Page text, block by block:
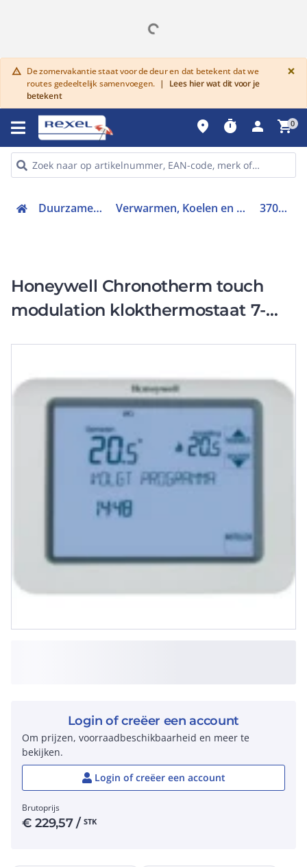
warning De zomervakantie staat voor de deur en dat betekent dat we
routes gedeeltelijk samenvoegen. |
Lees hier wat dit voor je
betekent
×
place timer person shopping_cart0
Duurzame keuze Verwarmen, Koelen en Ventileren 3700012
Honeywell Chronotherm touch
modulation klokthermostaat 7-
Login of creëer een account
Om prijzen, voorraadbeschikbaarheid en meer te
bekijken.
Login of creëer een account
Brutoprijs
€229,57/ STK